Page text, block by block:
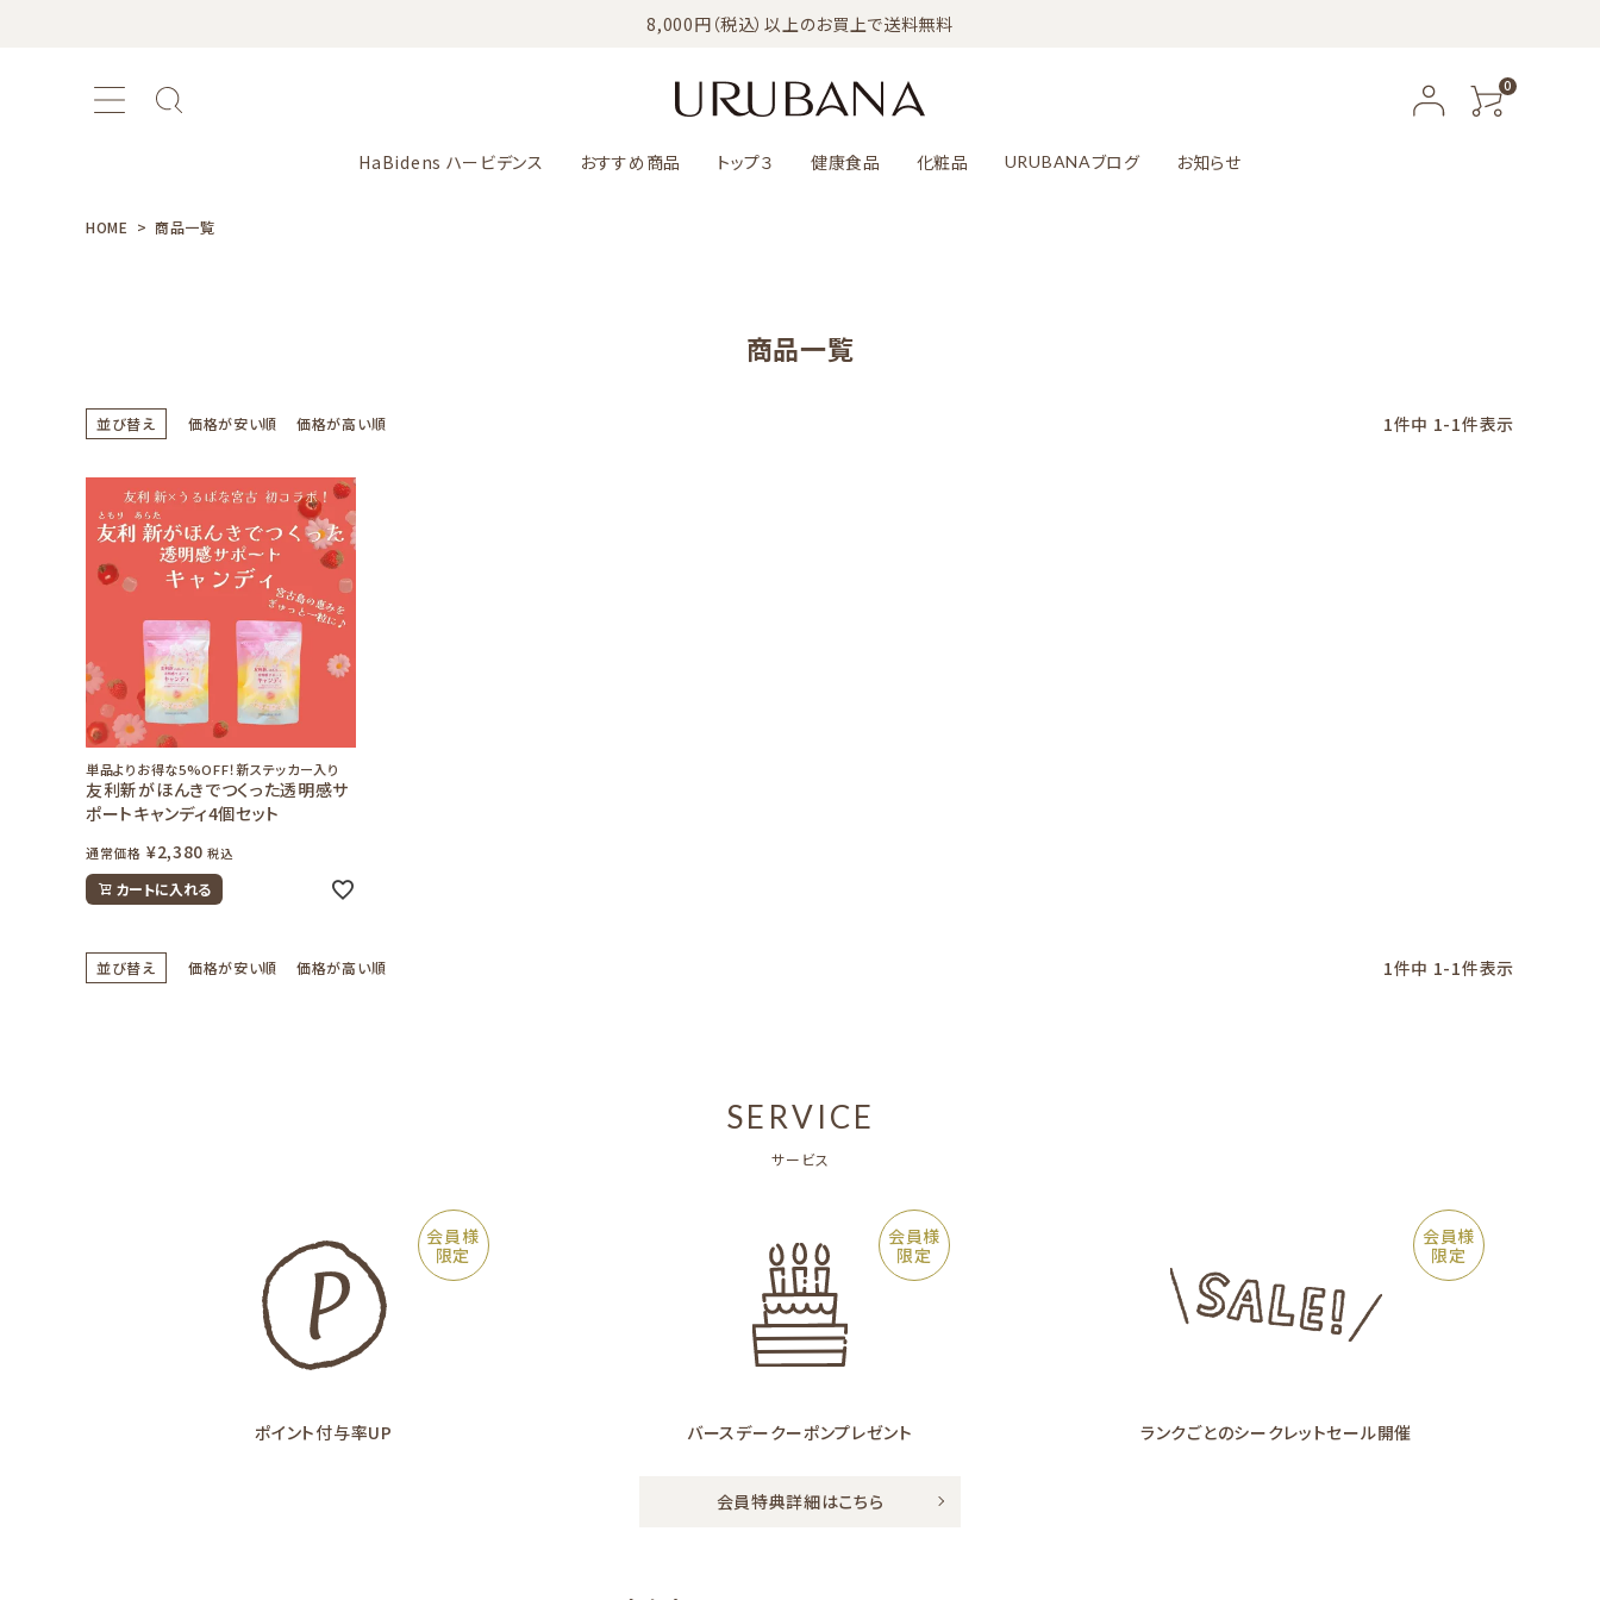
8,000円（税込）以上のお買上で送料無料
0
HaBidens ハービデンス おすすめ商品 トップ３ 健康食品 化粧品 URUBANAブログ お知らせ
カテゴリー
URUBANAブログ
HOME 商品一覧
商品一覧
並び替え 価格が安い順 価格が高い順 1件中 1-1件表示
単品よりお得な5%OFF！新ステッカー入り
友利新がほんきでつくった透明感サ
ポートキャンディ4個セット
通常価格 ¥2,380 税込
カートに入れる
並び替え 価格が安い順 価格が高い順 1件中 1-1件表示
SERVICE
サービス
会員様
限定
ポイント付与率UP
会員様
限定
バースデークーポンプレゼント
会員様
限定
ランクごとのシークレットセール開催
会員特典詳細はこちら